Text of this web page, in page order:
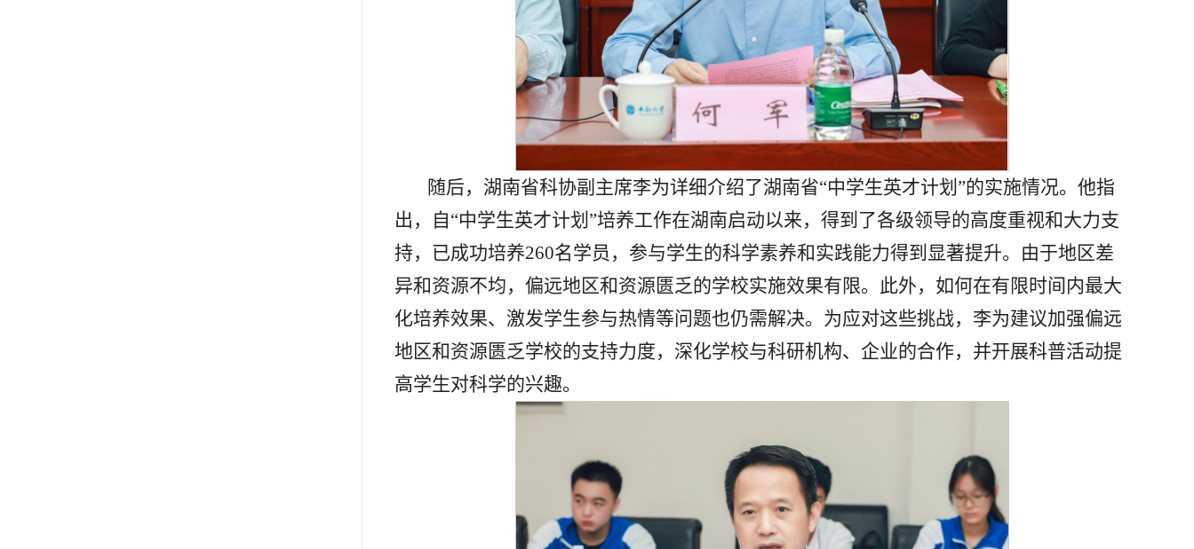
随后，湖南省科协副主席李为详细介绍了湖南省“中学生英才计划”的实施情况。他指
出，自“中学生英才计划”培养工作在湖南启动以来，得到了各级领导的高度重视和大力支
持，已成功培养260名学员，参与学生的科学素养和实践能力得到显著提升。由于地区差
异和资源不均，偏远地区和资源匮乏的学校实施效果有限。此外，如何在有限时间内最大
化培养效果、激发学生参与热情等问题也仍需解决。为应对这些挑战，李为建议加强偏远
地区和资源匮乏学校的支持力度，深化学校与科研机构、企业的合作，并开展科普活动提
高学生对科学的兴趣。